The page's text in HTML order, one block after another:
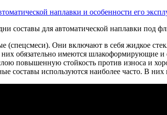
составы для автоматической наплавки под
(спецсмеси). Они включают в себя жидкое
обязательно имеются шлакоформирующие
повышенную стойкость против износа и
составы используются наиболее часто. В